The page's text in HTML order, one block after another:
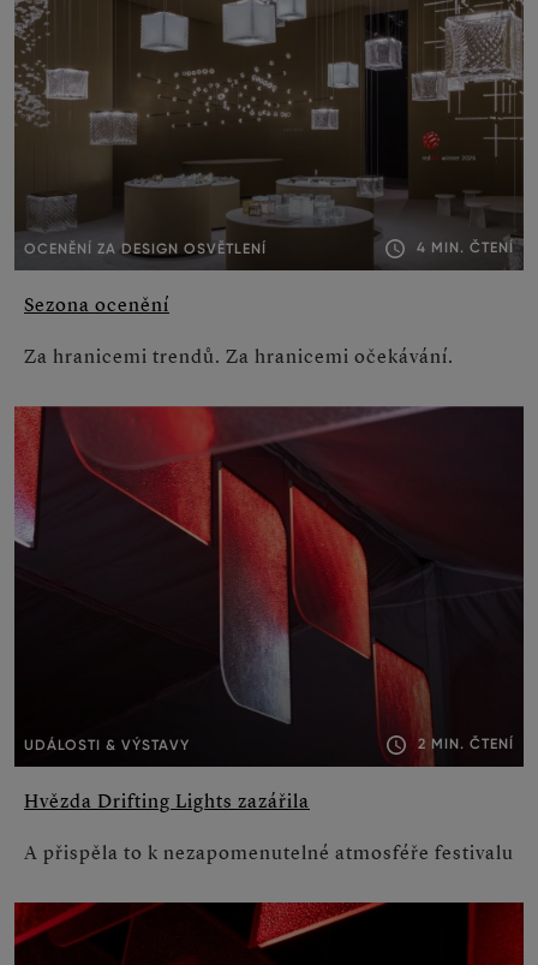
OCENĚNÍ ZA DESIGN OSVĚTLENÍ 4 MIN. ČTENÍ
Sezona ocenění
Za hranicemi trendů. Za hranicemi očekávání.
UDÁLOSTI & VÝSTAVY 2 MIN. ČTENÍ
Hvězda Drifting Lights zazářila
A přispěla to k nezapomenutelné atmosféře festivalu